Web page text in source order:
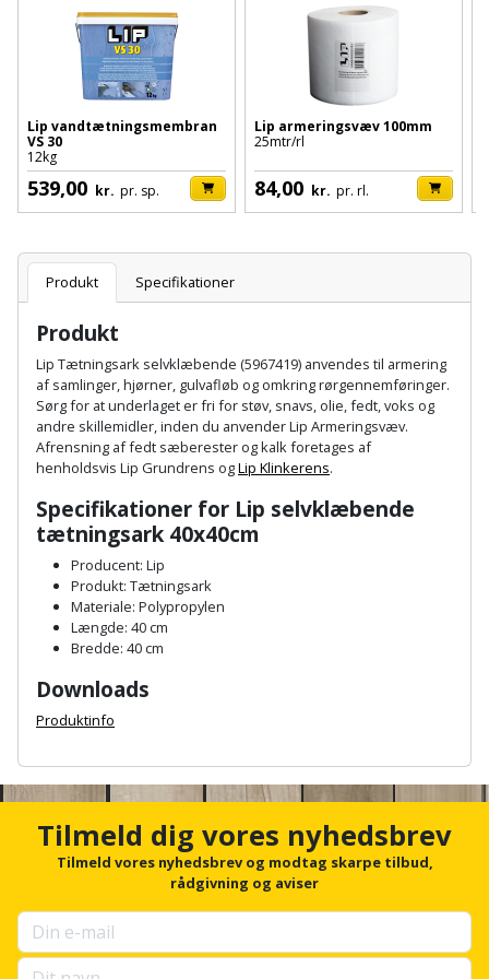
Fugtsikring
Garageport
Gelænder
Gips
Hardieplank
brædder
Hemsestige
Isolering
Komposit
terrassebrædder
Lecablokke
fundablokke
Lofttrapper
Murbinder
Murpap
Mursten
Fugepistol
skumpistol
Gevindskærer
Gipsværktøj
Glasløfter
Glasskærer
Hæftepistol
og
hammer
Høvl
Kiler
Kloakrenser
Kniv
og
hobbykniv
Koben
Kridtsnor
Lærlingesæt
Landmålerstok
Betonsliber
Bindemaskine
Bits
Bor
Bordrundsav
Bore-
og
skruemaskine
Borehammer
Boremaskinetilbehør
Detektor
Diamantskæremaskine
Diamantslibertilbehør
Dykkerpistol
Dyksav
Excentersliber
Excenterslibertilbehør
Flamingoskærer
Motorenhed
Motorsav
og
kædesav
Motorsav
kædesav
tilbehør
Pælebor
Plæneklipper
Plæneklipper
tilbehør
Robotplæneklipper
Robotplæneklipper
tilbehør
Vandpumpe
Vertikalskærer
mosfjerner
Vinduesvasker
Brænde
Brændeovn
Brandslukker
Brugskunst
Damprengøring
Dørmåtte
Dørrist
Drivhus
Drivhustilbehør
Elartikler
Flagstænger
og
have
Fuglefoderhus
Garderobe
opbevaring
Grill
afrensning
Spartelmasse
til
væg
Tape
fittings
Stålvask
Ventilation
og
Gaveideer
Lip vandtætningsmembran
VS 30
12kg
539,00 kr. pr. sp.
Lip armeringsvæv 100mm
25mtr/rl
84,00 kr. pr. rl.
Produkt Specifikationer
Produkt
Lip Tætningsark selvklæbende (5967419) anvendes til armering
af samlinger, hjørner, gulvafløb og omkring rørgennemføringer.
Sørg for at underlaget er fri for støv, snavs, olie, fedt, voks og
andre skillemidler, inden du anvender Lip Armeringsvæv.
Afrensning af fedt sæberester og kalk foretages af
henholdsvis Lip Grundrens ogLip Klinkerens.
Specifikationer for Lip selvklæbende
tætningsark 40x40cm
Producent: Lip
Produkt: Tætningsark
Materiale: Polypropylen
Længde: 40 cm
Bredde: 40 cm
Downloads
Produktinfo
c
r
u
p
Tilmeld dig vores nyhedsbrev
Tilmeld vores nyhedsbrev og modtag skarpe tilbud,
rådgivning og aviser